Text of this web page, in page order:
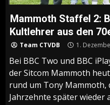
Mammoth Staffel 2:
Kultlehrer aus den
Team CTVDB 1.
Bei BBC Two und BBC
der Sitcom Mammoth
rund um Tony
Jahrzehnte später wieder